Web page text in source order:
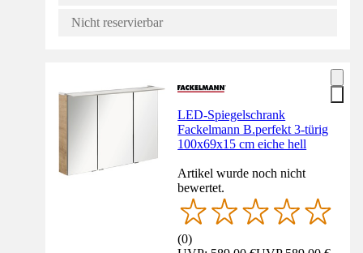
Nicht reservierbar
LED-Spiegelschrank
Fackelmann B.perfekt 3-türig
100x69x15 cm eiche hell
Artikel wurde noch nicht
bewertet.
(0)